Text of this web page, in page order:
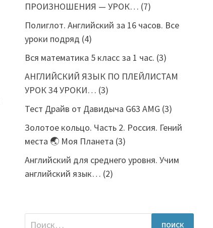
ПРОИЗНОШЕНИЯ — УРОК… (7)
Полиглот. Английский за 16 часов. Все
уроки подряд (4)
Вся математика 5 класс за 1 час. (3)
АНГЛИЙСКИЙ ЯЗЫК ПО ПЛЕЙЛИСТАМ
УРОК 34 УРОКИ… (3)
Тест Драйв от Давидыча G63 AMG (3)
Золотое кольцо. Часть 2. Россия. Гений
места 🌏 Моя Планета (3)
Английский для среднего уровня. Учим
английский язык… (2)
Найти: